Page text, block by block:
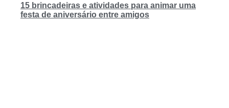
15 brincadeiras e atividades para animar uma
festa de aniversário entre amigos